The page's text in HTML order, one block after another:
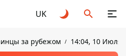
UK
за рубежом 14:04, 10 Июля